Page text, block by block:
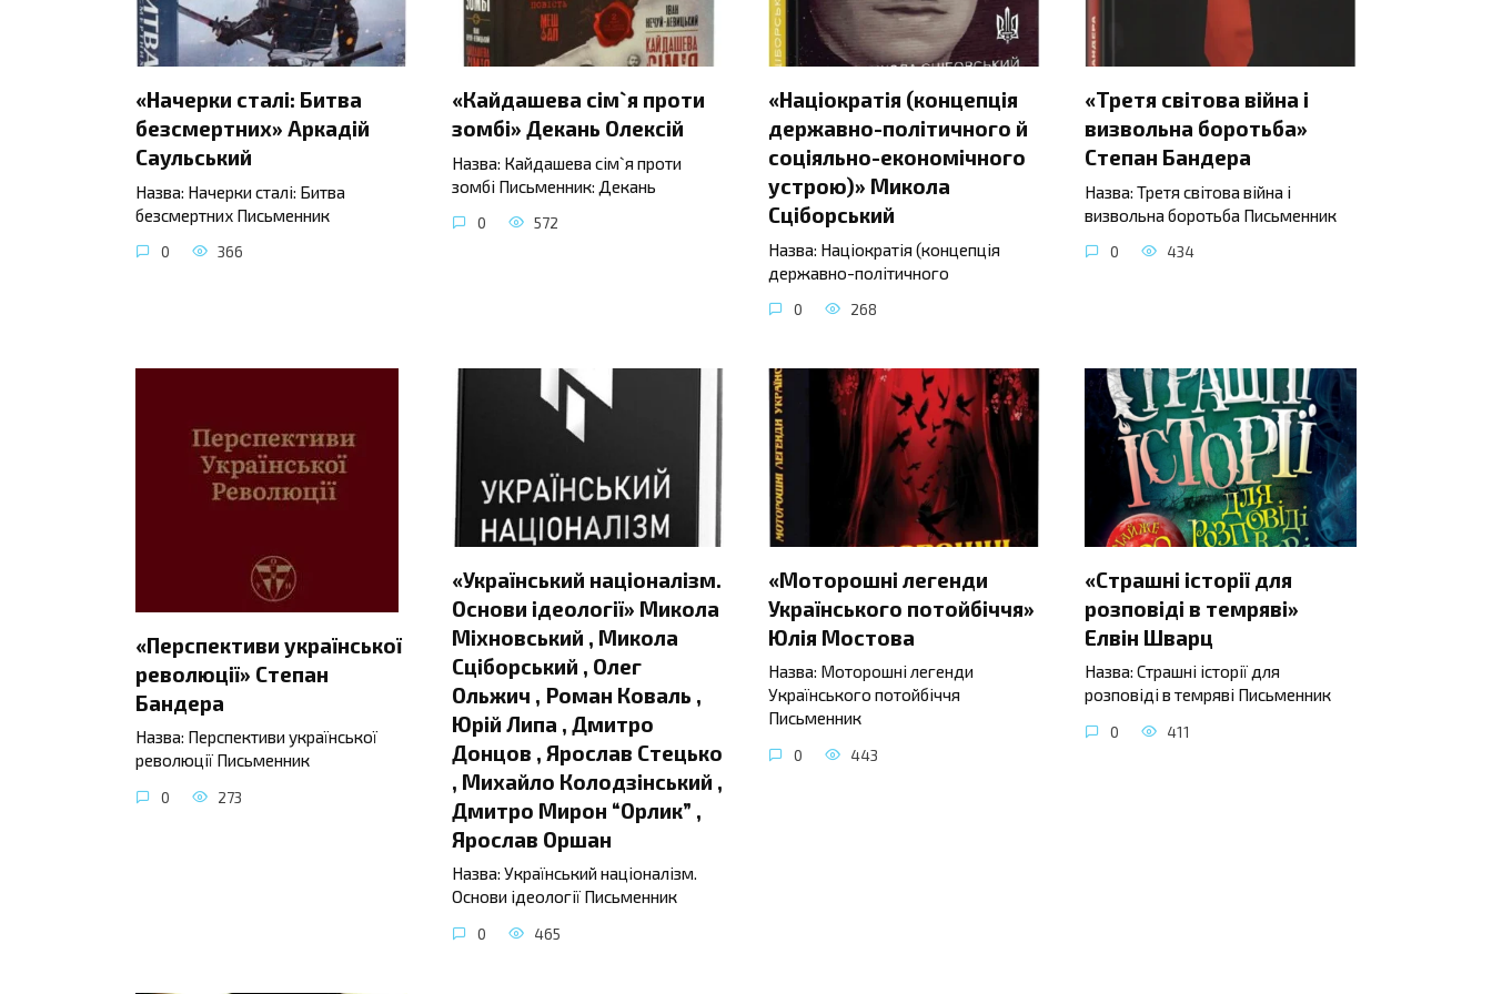
«Начерки сталі: Битва
безсмертних» Аркадій
Саульський
Назва: Начерки сталі: Битва
безсмертних Письменник
0 366
«Кайдашева сім`я проти
зомбі» Декань Олексій
Назва: Кайдашева сім`я проти
зомбі Письменник: Декань
0 572
«Націократія (концепція
державно-політичного й
соціяльно-економічного
устрою)» Микола
Сціборський
Назва: Націократія (концепція
державно-політичного
0 268
«Третя світова війна і
визвольна боротьба»
Степан Бандера
Назва: Третя світова війна і
визвольна боротьба Письменник
0 434
«Перспективи української
революції» Степан
Бандера
Назва: Перспективи української
революції Письменник
0 273
«Український націоналізм.
Основи ідеології» Микола
Міхновський , Микола
Сціборський , Олег
Ольжич , Роман Коваль ,
Юрій Липа , Дмитро
Донцов , Ярослав Стецько
, Михайло Колодзінський ,
Дмитро Мирон “Орлик” ,
Ярослав Оршан
Назва: Український націоналізм.
Основи ідеології Письменник
0 465
«Моторошні легенди
Українського потойбіччя»
Юлія Мостова
Назва: Моторошні легенди
Українського потойбіччя
Письменник
0 443
«Страшні історії для
розповіді в темряві»
Елвін Шварц
Назва: Страшні історії для
розповіді в темряві Письменник
0 411